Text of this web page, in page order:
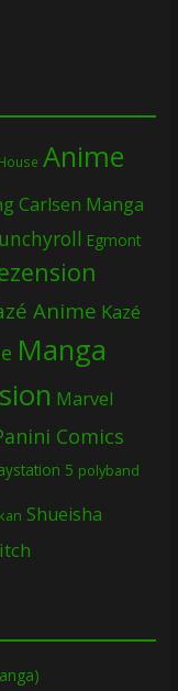
Anime
Carlsen Manga
Egmont
Anime Kazé
Manga
Marvel
Comics
5 polyband
Shueisha